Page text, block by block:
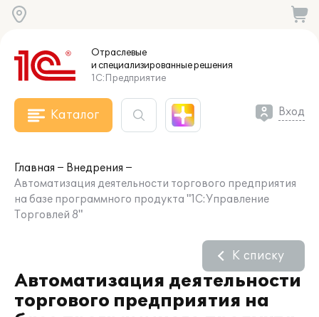
Отраслевые
и специализированныерешения
1С:Предприятие
Каталог Вход
Главная
Внедрения
Автоматизация деятельности торгового предприятия
на базе программного продукта "1С:Управление
Торговлей 8"
Автоматизация деятельности
торгового предприятия на
К списку